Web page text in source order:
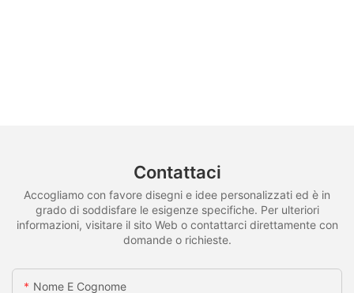
Contattaci
Accogliamo con favore disegni e idee personalizzati ed è in
grado di soddisfare le esigenze specifiche. Per ulteriori
informazioni, visitare il sito Web o contattarci direttamente con
domande o richieste.
Nome E Cognome